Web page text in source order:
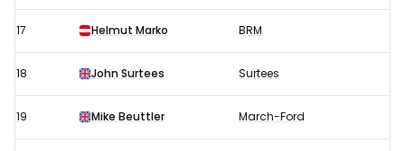
17 Helmut Marko BRM
18 John Surtees Surtees
19 Mike Beuttler March-Ford